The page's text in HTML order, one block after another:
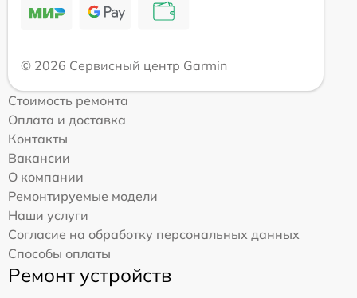
© 2026 Сервисный центр Garmin
Стоимость ремонта
Оплата и доставка
Контакты
Вакансии
О компании
Ремонтируемые модели
Наши услуги
Согласие на обработку персональных данных
Способы оплаты
Ремонт устройств